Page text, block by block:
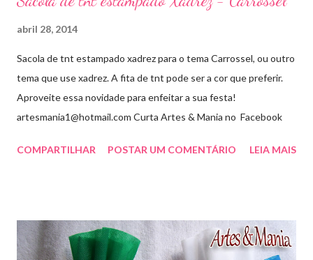
abril 28, 2014
Sacola de tnt estampado xadrez para o tema Carrossel, ou outro
tema que use xadrez. A fita de tnt pode ser a cor que preferir.
Aproveite essa novidade para enfeitar a sua festa!
artesmania1@hotmail.com Curta Artes & Mania no Facebook
COMPARTILHAR POSTAR UM COMENTÁRIO LEIA MAIS